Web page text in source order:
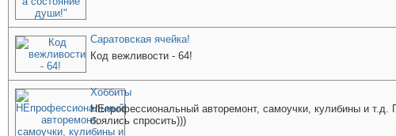
Саратовская ячейка!
Код вежливости - 64!
Хоббиты
НЕпрофессиональный авторемонт, самоучки, кулибины и
боялись спросить)))